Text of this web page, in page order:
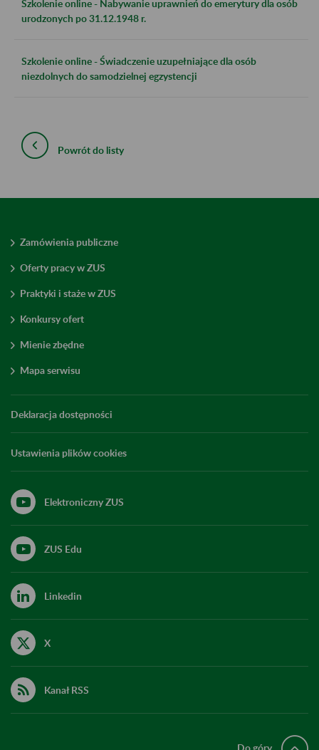
Szkolenie online - Nabywanie uprawnień do emerytury dla osób
urodzonych po 31.12.1948 r.
Szkolenie online - Świadczenie uzupełniające dla osób
niezdolnych do samodzielnej egzystencji
Powrót do listy
Zamówienia publiczne
Oferty pracy w ZUS
Praktyki i staże w ZUS
Konkursy ofert
Mienie zbędne
Mapa serwisu
Deklaracja dostępności
Ustawienia plików cookies
Elektroniczny ZUS
ZUS Edu
Linkedin
X
Kanał RSS